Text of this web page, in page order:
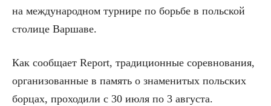
на международном турнире по борьбе в польской
столице Варшаве.
Как сообщает Report, традиционные соревнования,
организованные в память о знаменитых польских
борцах, проходили с 30 июля по 3 августа.